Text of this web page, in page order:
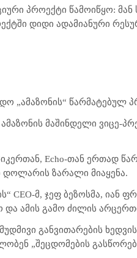
პროექტი წამოიწყო:
დიდი ადამიანური
„ამაზონის“ წარმატებულ
ამაზონის მაშინდელი ვიცე-
Echo-თან ერთად
დოლარის ზარალი მიაყენა.
CEO-მ, ჯეფ ბეზოსმა, იან
და ამის გამო ძილის
განვითარების
„შეცდომების